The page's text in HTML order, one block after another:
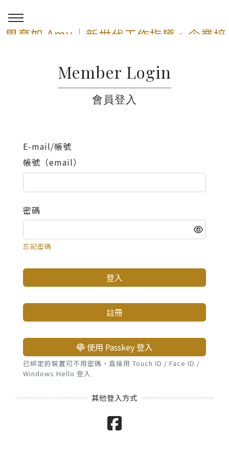
周育如 Amy｜新世代工作指導、企業培
Member Login
會員登入
E-mail/帳號
帳號（email）
密碼
忘記密碼
登入
註冊
使用 Passkey 登入
已綁定的裝置可不用密碼，直接用 Touch ID / Face ID /
Windows Hello 登入